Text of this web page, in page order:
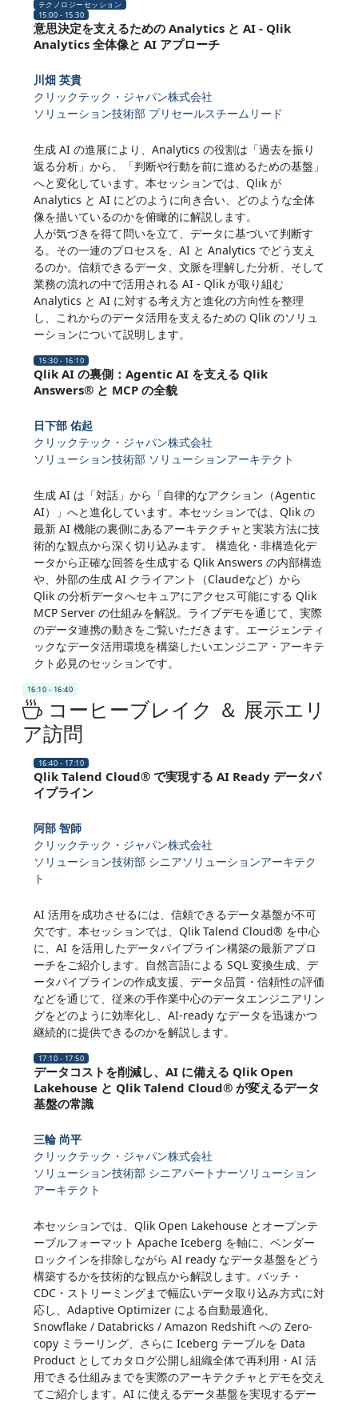
テクノロジーセッション
15:00 - 15:30
意思決定を支えるための Analytics と AI - Qlik
Analytics 全体像と AI アプローチ
川畑 英貴
クリックテック・ジャパン株式会社
ソリューション技術部 プリセールスチームリード
生成 AI の進展により、Analytics の役割は「過去を振り
返る分析」から、「判断や行動を前に進めるための基盤」
へと変化しています。本セッションでは、Qlik が
Analytics と AI にどのように向き合い、どのような全体
像を描いているのかを俯瞰的に解説します。
人が気づきを得て問いを立て、データに基づいて判断す
る。その一連のプロセスを、AI と Analytics でどう支え
るのか。信頼できるデータ、文脈を理解した分析、そして
業務の流れの中で活用される AI - Qlik が取り組む
Analytics と AI に対する考え方と進化の方向性を整理
し、これからのデータ活用を支えるための Qlik のソリュ
ーションについて説明します。
15:30 - 16:10
Qlik AI の裏側：Agentic AI を支える Qlik
Answers® と MCP の全貌
日下部 佑起
クリックテック・ジャパン株式会社
ソリューション技術部 ソリューションアーキテクト
生成 AI は「対話」から「自律的なアクション（Agentic
AI）」へと進化しています。本セッションでは、Qlik の
最新 AI 機能の裏側にあるアーキテクチャと実装方法に技
術的な観点から深く切り込みます。 構造化・非構造化デ
ータから正確な回答を生成する Qlik Answers の内部構造
や、外部の生成 AI クライアント（Claudeなど）から
Qlik の分析データへセキュアにアクセス可能にする Qlik
MCP Server の仕組みを解説。ライブデモを通じて、実際
のデータ連携の動きをご覧いただきます。エージェンティ
ックなデータ活用環境を構築したいエンジニア・アーキテ
クト必見のセッションです。
16:10 - 16:40
コーヒーブレイク ＆ 展示エリ
ア訪問
16:40 - 17:10
Qlik Talend Cloud® で実現する AI Ready データパ
イプライン
阿部 智師
クリックテック・ジャパン株式会社
ソリューション技術部 シニアソリューションアーキテク
ト
AI 活用を成功させるには、信頼できるデータ基盤が不可
欠です。本セッションでは、Qlik Talend Cloud® を中心
に、AI を活用したデータパイプライン構築の最新アプロ
ーチをご紹介します。自然言語による SQL 変換生成、デ
ータパイプラインの作成支援、データ品質・信頼性の評価
などを通じて、従来の手作業中心のデータエンジニアリン
グをどのように効率化し、AI-ready なデータを迅速かつ
継続的に提供できるのかを解説します。
17:10 - 17:50
データコストを削減し、AI に備える Qlik Open
Lakehouse と Qlik Talend Cloud® が変えるデータ
基盤の常識
三輪 尚平
クリックテック・ジャパン株式会社
ソリューション技術部 シニアパートナーソリューション
アーキテクト
本セッションでは、Qlik Open Lakehouse とオープンテ
ーブルフォーマット Apache Iceberg を軸に、ベンダー
ロックインを排除しながら AI ready なデータ基盤をどう
構築するかを技術的な観点から解説します。バッチ・
CDC・ストリーミングまで幅広いデータ取り込み方式に対
応し、Adaptive Optimizer による自動最適化、
Snowflake / Databricks / Amazon Redshift への Zero-
copy ミラーリング、さらに Iceberg テーブルを Data
Product としてカタログ公開し組織全体で再利用・AI 活
用できる仕組みまでを実際のアーキテクチャとデモを交え
てご紹介します。AI に使えるデータ基盤を実現するデー